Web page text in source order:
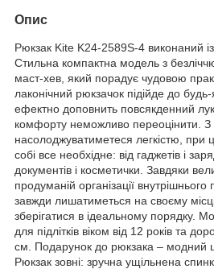
Опис
Рюкзак Kite K24-2589S-4 виконаний із
Стильна компактна модель з
маст-хев, який порадує чудовою
лаконічний рюкзачок підійде до
ефектно доповнить повсякденний
комфорту неможливо переоцінити. З
насолоджуватиметеся легкістю,
собі все необхідне: від гаджетів і
документів і косметички. Завдяки
продуманій організації
завжди лишатиметься на своєму
зберігатися в ідеальному порядку.
для підлітків віком від 12 років та
см. Подарунок до рюкзака – модний
Рюкзак зовні: зручна ущільнена